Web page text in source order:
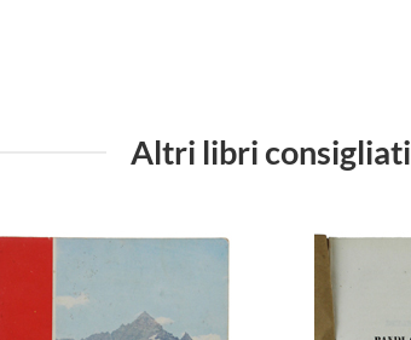
Altri libri consigliati